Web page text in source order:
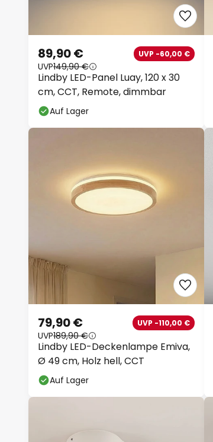
Lindby LED-Panel Luay, 120 x 30
cm, CCT, Remote, dimmbar
89,90 € UVP -60,00 €
UVP149,90 €
Auf Lager
Lindby LED-Deckenlampe Emiva,
Ø 49 cm, Holz hell, CCT
79,90 € UVP -110,00 €
UVP189,90 €
Auf Lager